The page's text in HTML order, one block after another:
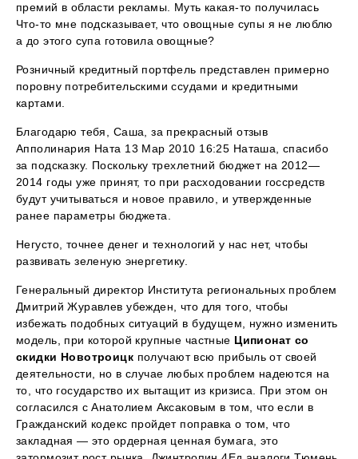
премий в области рекламы. Муть какая-то получилась
Что-то мне подсказывает, что овощные супы я не люблю
а до этого супа готовила овощные?
Розничный кредитный портфель представлен примерно
поровну потребительскими ссудами и кредитными
картами.
Благодарю тебя, Саша, за прекрасный отзыв
Апполинария Ната 13 Мар 2010 16:25 Наташа, спасибо
за подсказку. Поскольку трехлетний бюджет на 2012—
2014 годы уже принят, то при расходовании госсредств
будут учитываться и новое правило, и утвержденные
ранее параметры бюджета.
Негусто, точнее денег и технологий у нас нет, чтобы
развивать зеленую энергетику.
Генеральный директор Института региональных проблем
Дмитрий Журавлев убежден, что для того, чтобы
избежать подобных ситуаций в будущем, нужно изменить
модель, при которой крупные частные Ципионат со
скидки Новотроицк получают всю прибыль от своей
деятельности, но в случае любых проблем надеются на
то, что государство их вытащит из кризиса. При этом он
согласился с Анатолием Аксаковым в том, что если в
Гражданский кодекс пройдет поправка о том, что
закладная — это ордерная ценная бумага, это